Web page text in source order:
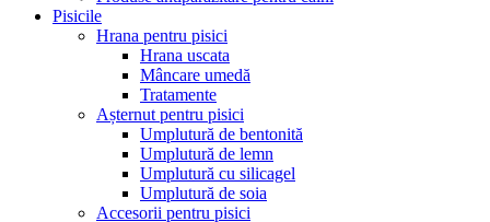
Pisicile
Hrana pentru pisici
Hrana uscata
Mâncare umedă
Tratamente
Așternut pentru pisici
Umplutură de bentonită
Umplutură de lemn
Umplutură cu silicagel
Umplutură de soia
Accesorii pentru pisici